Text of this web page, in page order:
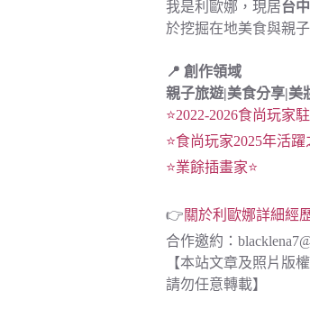
我是利歐娜，現居台中
於挖掘在地美食與親
📍 創作領域
親子旅遊|美食分享|美
⭐2022-2026食尚玩家
⭐食尚玩家2025年活躍
⭐業餘插畫家⭐
👉關於利歐娜詳細經
合作邀約：
【本站文章及照片版
請勿任意轉載】